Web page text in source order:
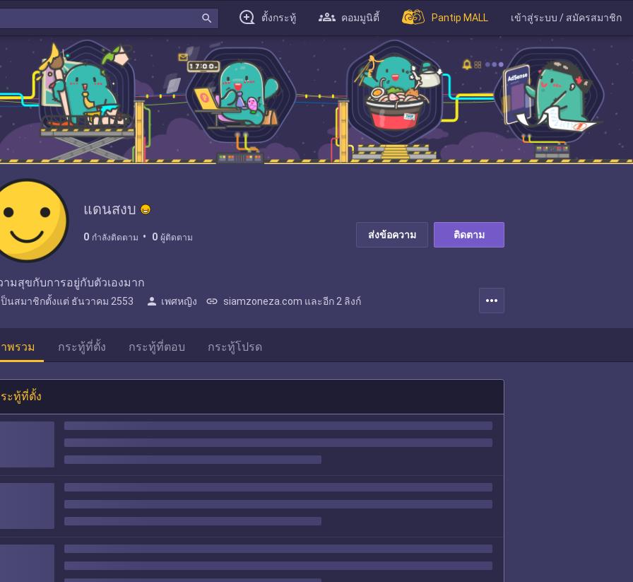
search ตั้งกระทู้ คอมมูนิตี้ Pantip MALL เข้าสู่ระบบ / สมัครสมาชิก
แดนสงบ
0 กำลังติดตาม 0 ผู้ติดตาม ส่งข้อความ ติดตาม
มสุขกับการอยู่กับตัวเองมาก
ป็นสมาชิกตั้งแต่ ธันวาคม 2553 person เพศหญิง link siamzoneza.com และอีก 2 ลิงก์ more_horiz
พรวม กระทู้ที่ตั้ง กระทู้ที่ตอบ กระทู้โปรด
ะทู้ที่ตั้ง